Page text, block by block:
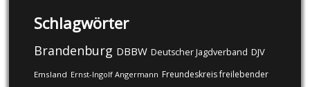
Schlagwörter
Brandenburg DBBW Deutscher Jagdverband DJV
Emsland Ernst-Ingolf Angermann Freundeskreis freilebender